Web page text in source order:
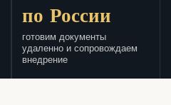
по России
готовим документы
удаленно и сопровождаем
внедрение